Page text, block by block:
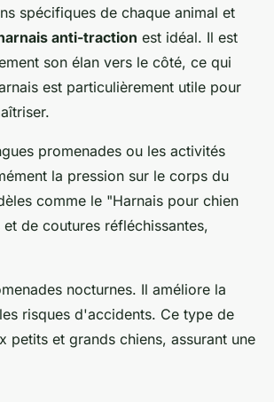
spécifiques de chaque animal et
anti-traction est idéal. Il est
son élan vers le côté, ce qui
est particulièrement utile pour
promenades ou les activités
la pression sur le corps du
comme le "Harnais pour chien
de coutures réfléchissantes,
nocturnes. Il améliore la
risques d'accidents. Ce type de
petits et grands chiens, assurant une